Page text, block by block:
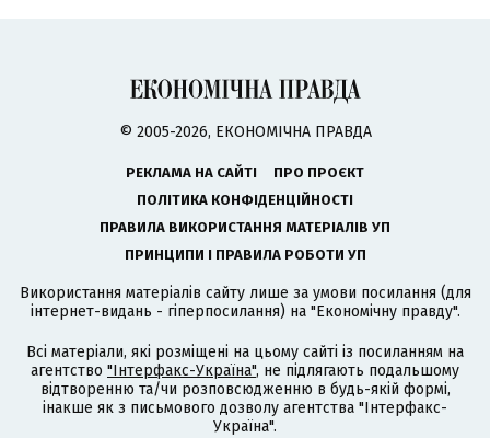
© 2005-2026, ЕКОНОМІЧНА ПРАВДА
РЕКЛАМА НА САЙТІ
ПРО ПРОЄКТ
ПОЛІТИКА КОНФІДЕНЦІЙНОСТІ
ПРАВИЛА ВИКОРИСТАННЯ МАТЕРІАЛІВ УП
ПРИНЦИПИ І ПРАВИЛА РОБОТИ УП
Використання матеріалів сайту лише за умови посилання (для
інтернет-видань - гіперпосилання) на "Економічну правду".
Всі матеріали, які розміщені на цьому сайті із посиланням на
агентство "Інтерфакс-Україна", не підлягають подальшому
відтворенню та/чи розповсюдженню в будь-якій формі,
інакше як з письмового дозволу агентства "Інтерфакс-
Україна".